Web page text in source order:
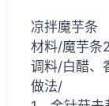
凉拌魔芋条
材料/魔芋条
调料/白醋、
做法/